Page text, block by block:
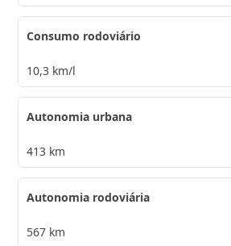
Consumo rodoviário
10,3 km/l
Autonomia urbana
413 km
Autonomia rodoviária
567 km